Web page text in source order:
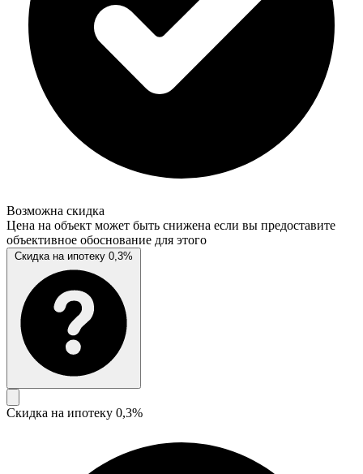
Возможна скидка
Цена на объект может быть снижена если вы предоставите
объективное обоснование для этого
Скидка на ипотеку 0,3%
Скидка на ипотеку 0,3%